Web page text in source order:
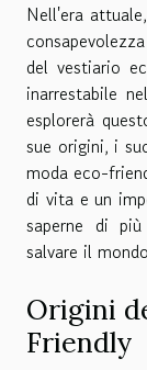
Nell'era
del vestiario
inarrestabile
esplorerà
sue origini, i
moda eco-
di vita e un
saperne di
salvare il
Origini
Friendly